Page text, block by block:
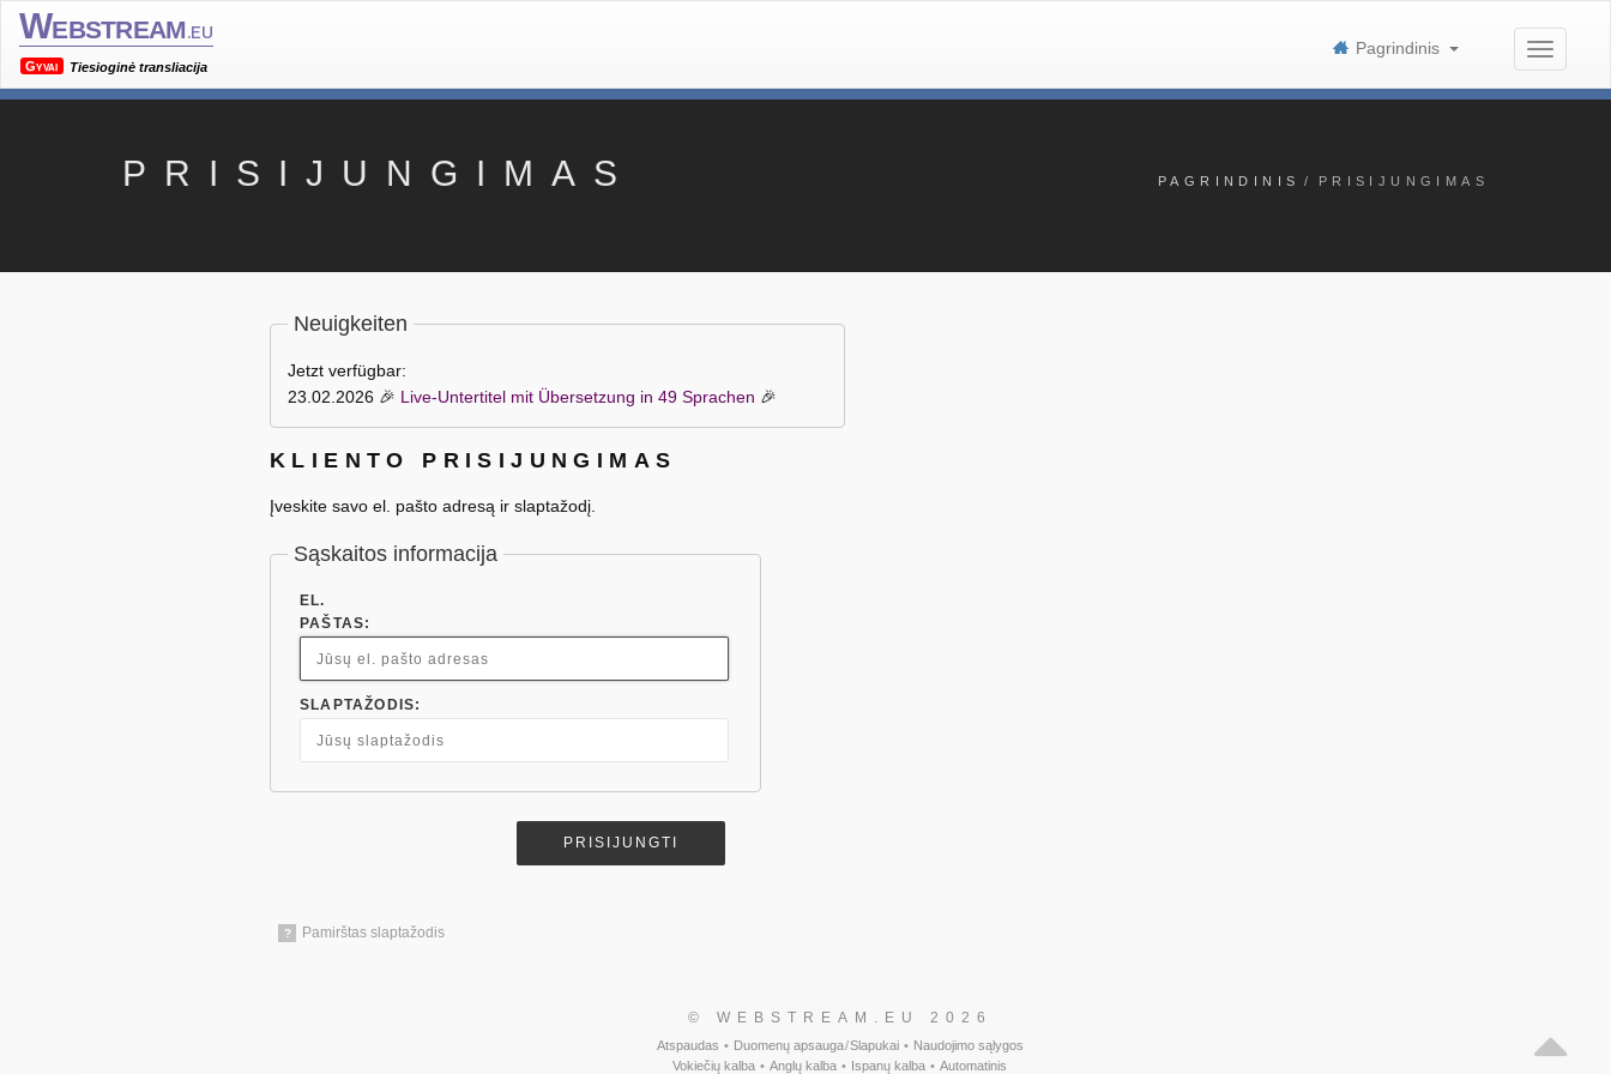
Webstream.eu
Gyvai Tiesioginė transliacija
Pagrindinis
PRISIJUNGIMAS PAGRINDINIS / PRISIJUNGIMAS
Neuigkeiten
Jetzt verfügbar:
23.02.2026 🎉 Live-Untertitel mit Übersetzung in 49 Sprachen 🎉
KLIENTO PRISIJUNGIMAS
Įveskite savo el. pašto adresą ir slaptažodį.
Sąskaitos informacija
EL.
PAŠTAS:
SLAPTAŽODIS:
? Pamirštas slaptažodis
© WEBSTREAM.EU 2026
Atspaudas • Duomenų apsauga/Slapukai • Naudojimo sąlygos
Vokiečių kalba • Anglų kalba • Ispanų kalba • Automatinis